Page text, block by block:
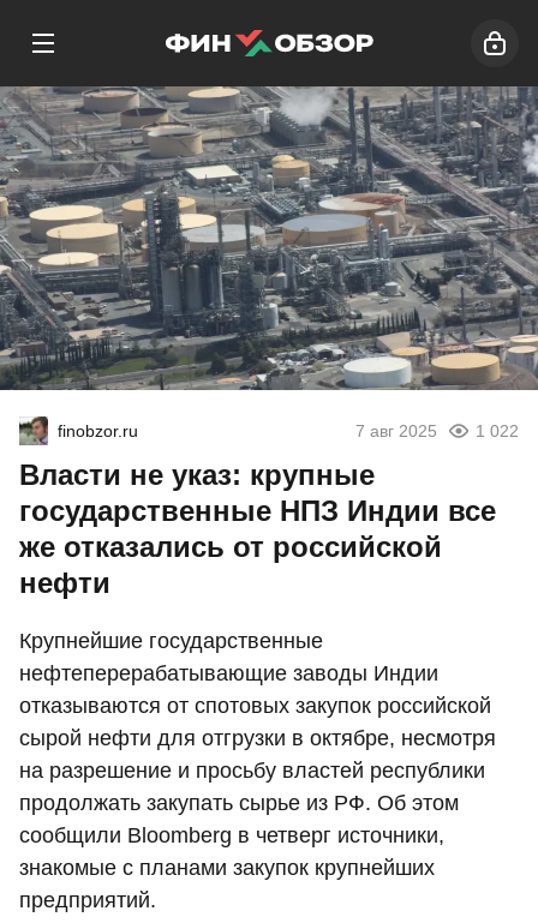
finobzor.ru 7 авг 2025 1 022
Власти не указ: крупные
государственные НПЗ Индии все
же отказались от российской
нефти
Крупнейшие государственные
нефтеперерабатывающие заводы Индии
отказываются от спотовых закупок российской
сырой нефти для отгрузки в октябре, несмотря
на разрешение и просьбу властей республики
продолжать закупать сырье из РФ. Об этом
сообщили Bloomberg в четверг источники,
знакомые с планами закупок крупнейших
предприятий.